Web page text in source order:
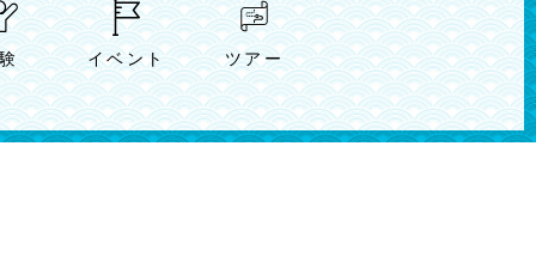
イベント ツアー